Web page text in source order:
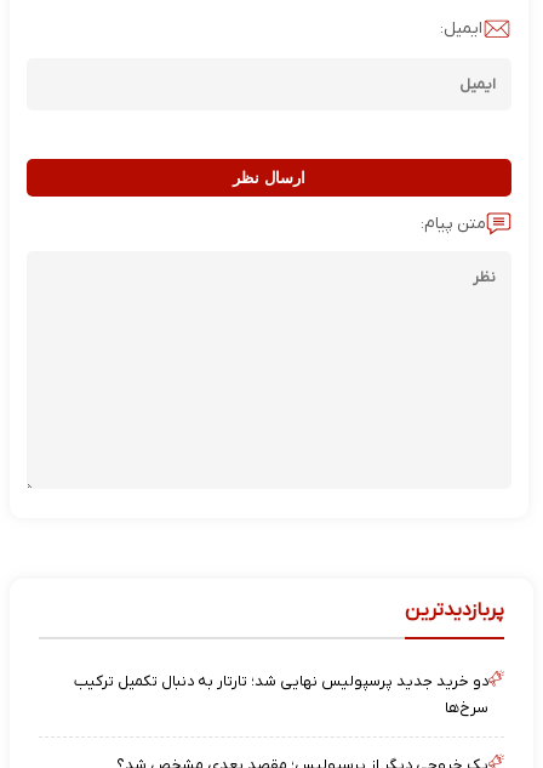
ایمیل:
ارسال نظر
متن پیام:
پربازدیدترین
دو خرید جدید پرسپولیس نهایی شد؛ تارتار به دنبال تکمیل ترکیب
سرخ‌ها